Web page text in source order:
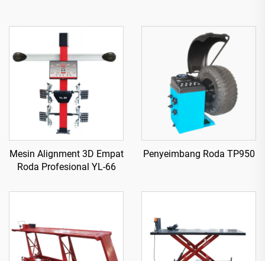
Mesin Alignment 3D Empat
Roda Profesional YL-66
Penyeimbang Roda TP950